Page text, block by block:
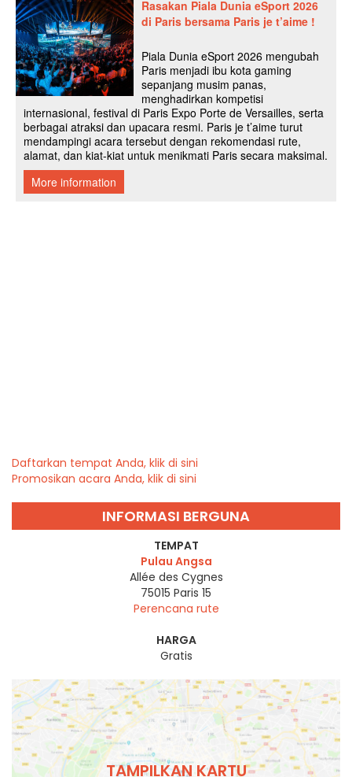
Daftarkan tempat Anda, klik di sini
Promosikan acara Anda, klik di sini
INFORMASI BERGUNA
TEMPAT
Pulau Angsa
Allée des Cygnes
75015 Paris 15
Perencana rute
HARGA
Gratis
TAMPILKAN KARTU